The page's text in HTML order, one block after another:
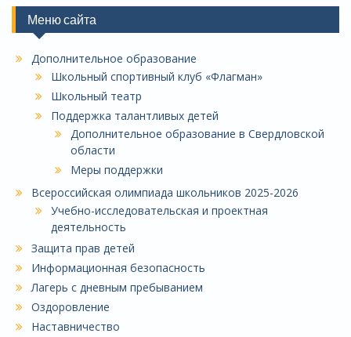
Меню сайта
Дополнительное образование
Школьный спортивный клуб «Флагман»
Школьный театр
Поддержка талантливых детей
Дополнительное образование в Свердловской
области
Меры поддержки
Всероссийская олимпиада школьников 2025-2026
Учебно-исследовательская и проектная
деятельность
Защита прав детей
Информационная безопасность
Лагерь с дневным пребыванием
Оздоровление
Наставничество